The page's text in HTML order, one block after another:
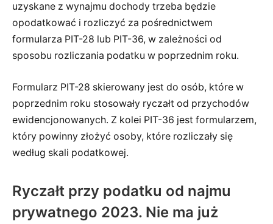
uzyskane z wynajmu dochody trzeba będzie
opodatkować i rozliczyć za pośrednictwem
formularza PIT-28 lub PIT-36, w zależności od
sposobu rozliczania podatku w poprzednim roku.
Formularz PIT-28 skierowany jest do osób, które w
poprzednim roku stosowały ryczałt od przychodów
ewidencjonowanych. Z kolei PIT-36 jest formularzem,
który powinny złożyć osoby, które rozliczały się
według skali podatkowej.
Ryczałt przy podatku od najmu
prywatnego 2023. Nie ma już